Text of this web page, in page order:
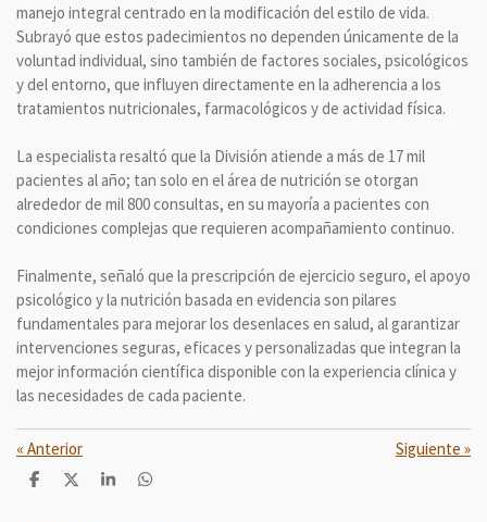
manejo integral centrado en la modificación del estilo de vida.
Subrayó que estos padecimientos no dependen únicamente de la
voluntad individual, sino también de factores sociales, psicológicos
y del entorno, que influyen directamente en la adherencia a los
tratamientos nutricionales, farmacológicos y de actividad física.
La especialista resaltó que la División atiende a más de 17 mil
pacientes al año; tan solo en el área de nutrición se otorgan
alrededor de mil 800 consultas, en su mayoría a pacientes con
condiciones complejas que requieren acompañamiento continuo.
Finalmente, señaló que la prescripción de ejercicio seguro, el apoyo
psicológico y la nutrición basada en evidencia son pilares
fundamentales para mejorar los desenlaces en salud, al garantizar
intervenciones seguras, eficaces y personalizadas que integran la
mejor información científica disponible con la experiencia clínica y
las necesidades de cada paciente.
« Anterior Siguiente »
C
C
C
C